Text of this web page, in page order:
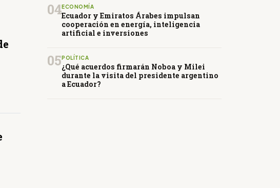
04ECONOMÍA
Ecuador y Emiratos Árabes impulsan
cooperación en energía, inteligencia
artificial e inversiones
05 POLÍTICA
¿Qué acuerdos firmarán Noboa y Milei
durante la visita del presidente argentino
a Ecuador?